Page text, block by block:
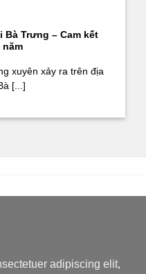
Trưng – Cam kết
năm
xuyên xảy ra trên địa
[...]
adipiscing elit,